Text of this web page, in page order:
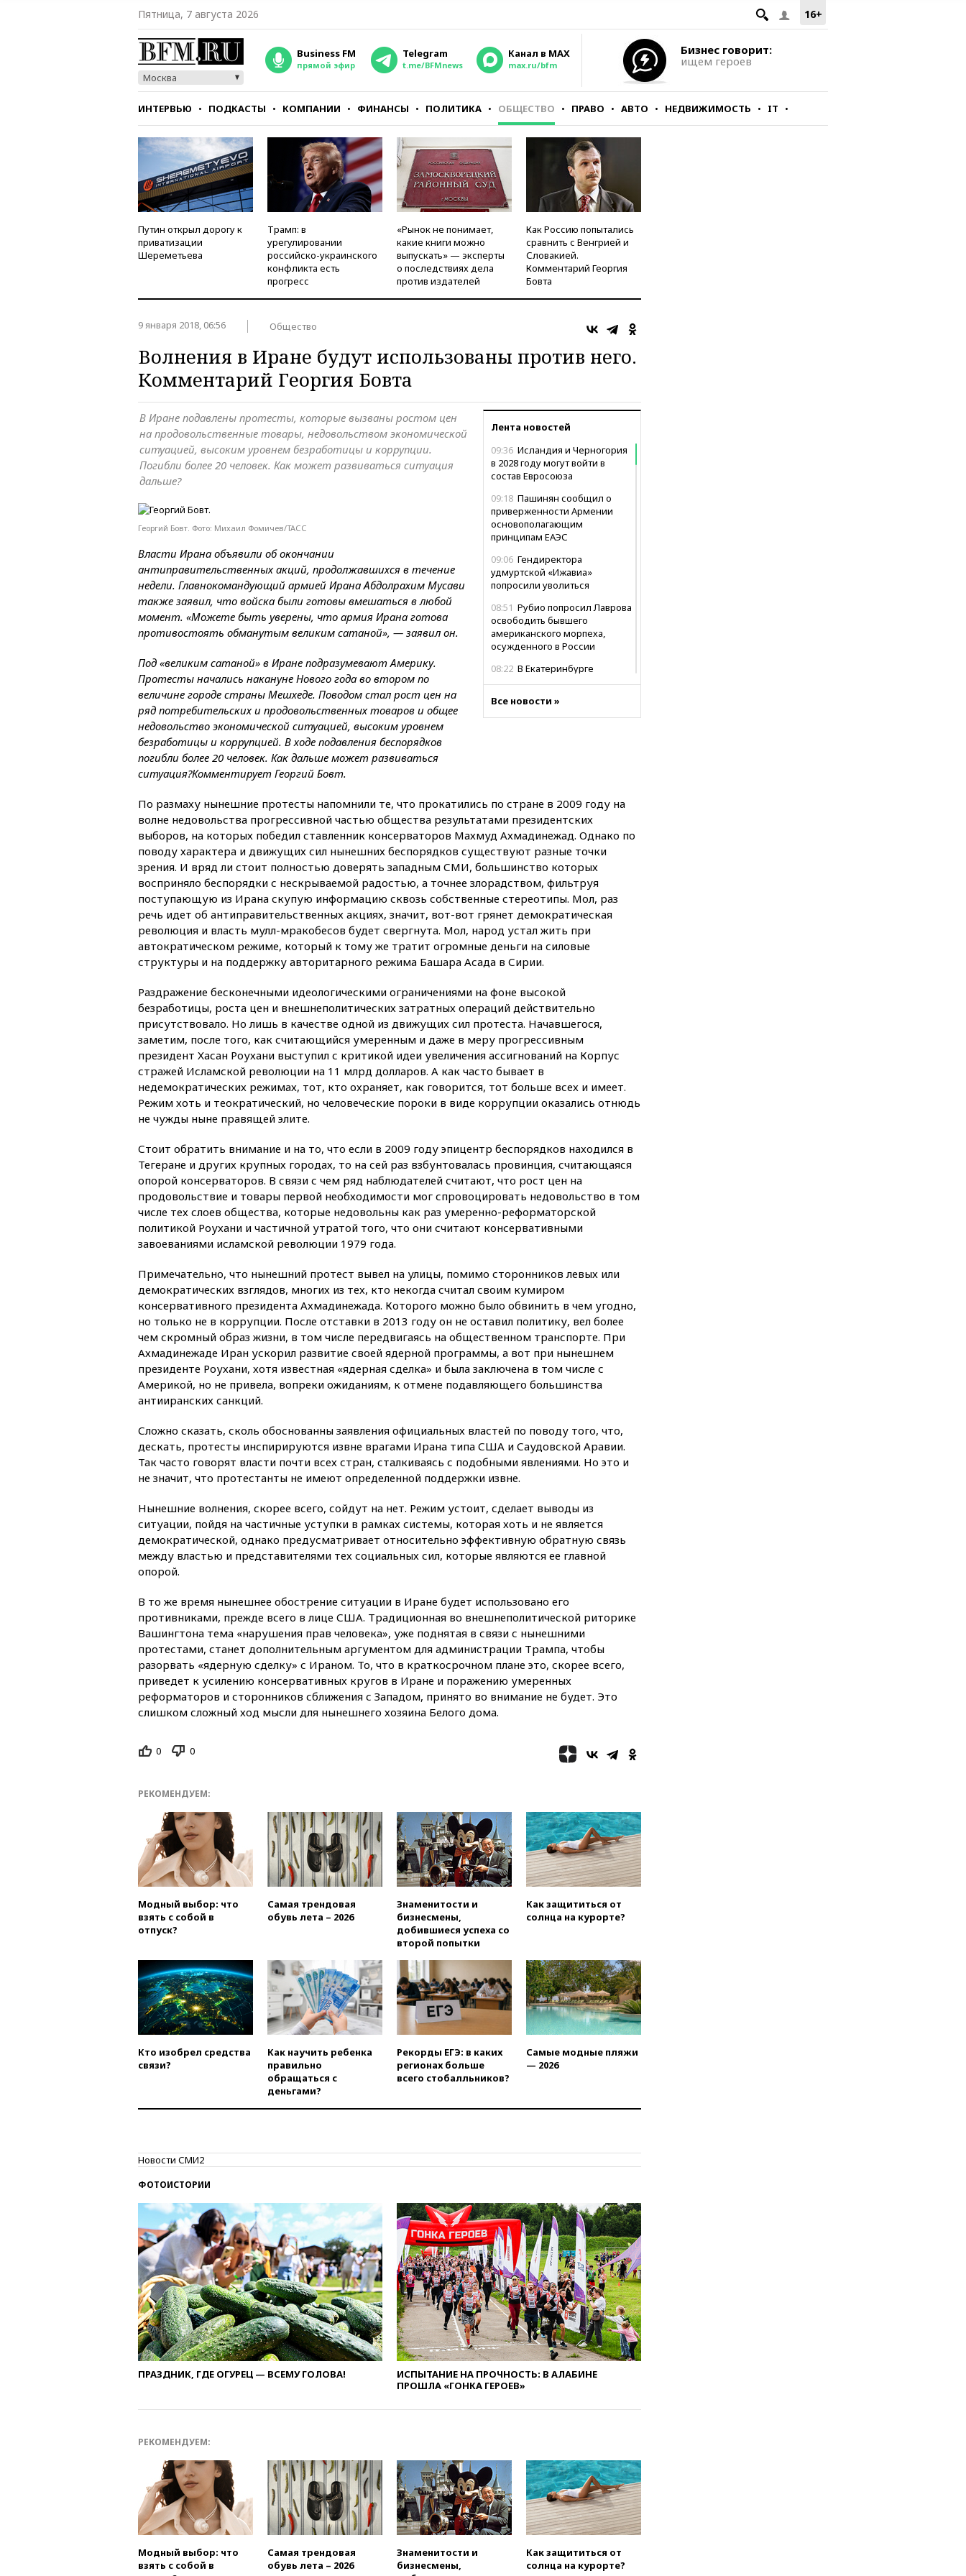
16+
Пятница, 7 августа 2026
Москва
Business FM
прямой эфир
Telegram
t.me/BFMnews
Канал в MAX
max.ru/bfm
Бизнес говорит:
ищем героев
ИНТЕРВЬЮ ПОДКАСТЫ КОМПАНИИ ФИНАНСЫ ПОЛИТИКА ОБЩЕСТВО ПРАВО АВТО НЕДВИЖИМОСТЬ IT
СТИЛЬ ТЕСТЫ
Путин открыл дорогу к
приватизации
Шереметьева
Трамп: в
урегулировании
российско-украинского
конфликта есть
прогресс
«Рынок не понимает,
какие книги можно
выпускать» — эксперты
о последствиях дела
против издателей
Как Россию попытались
сравнить с Венгрией и
Словакией.
Комментарий Георгия
Бовта
9 января 2018, 06:56 Общество
Волнения в Иране будут использованы против него.
Комментарий Георгия Бовта
Лента новостей
09:36 Исландия и Черногория
в 2028 году могут войти в
состав Евросоюза
09:18 Пашинян сообщил о
приверженности Армении
основополагающим
принципам ЕАЭС
09:06 Гендиректора
удмуртской «Ижавиа»
попросили уволиться
08:51 Рубио попросил Лаврова
освободить бывшего
американского морпеха,
осужденного в России
08:22 В Екатеринбурге
07:52 В Таиланде ученик
устроил стрельбу в школе:
06:00 Суд обязал Meta
выплатить $567 млн по делу о
вреде психическому
здоровью детей
05:51
Трамп подписал указ
против «родильного туризма»
в США
Суд взыскал почти 5 млн
рублей в пользу семьи
отравившегося в детсаду
мальчика
03:00 МИД РФ: попытки Запада
обречены на провал
Ни один водоем Англии
не соответствует нормам
химической безопасности
01:00
Трамп: США сами
нуждаются в дальнобойных
ракетах и системах Patriot
вчера, 23:28Слуцкий призвал
признать «Яблоко»
нежелательной организацией
вчера, 23:15В Смоленске
ребенок и женщина погибли
при падении деревьев во
вчера, 22:55 В Москве в
пятницу ожидаются ливни
вчера, 22:35 Винисиус
продлил контракт с «Реалом»
до 2032 года
вчера, 22:28 Отказаться от
российского гражданства
станет значительно дороже
штурмовую дивизию
легендарной
вчера, 22:15 Путин заслушал
доклад о ситуации на
вчера, 21:58Генпрокуратура
признала нежелательным в
РФ американский Human
Rights Foundation
и Геленджик
вчера, 21:25Руслан Терновой
выиграл золото чемпионата
Европы в прыжках с 10-
метровой вышки
вчера, 21:10 РФ не получала
обращений о прекращении
концессии строительства ж/д
В России вновь
обсуждают эксперимент по
рекомендовать не посещать
Армению
вчера, 20:35ПВО за день
сбила еще 281 украинский
беспилотник над Россией
вчера, 20:27 Ямпольская
призвала оптимизировать
олимпиады для поступления в
вчера, 20:15Минтранс
предложил оплачивать
защиту дорог от БПЛА из
средств на ремонт
вчера, 20:00Зеленский 8
августа посетит Сербию с
официальным визитом
вчера, 19:58В Госдуму будет
внесен законопроект об
вчера, 19:35WP: Трамп
Вэнса на выборах 2028 года
вчера, 19:20Число ломбардов
в РФ превысило максимум
2022 года
вчера, 19:15Жуковский и
аэропорт Геленджика
возобновили работу
вчера, 19:00Путин уточнил
порядок присвоения воинских
званий добровольцам
вчера, 18:50Euractiv: восток
Финляндии приходит в упадок
вчера, 18:21Зюганов
присоединился к критике
«Яблока»
вчера, 18:15Четыре человека
пострадали при атаках ВСУ на
вчера, 18:00 Совет мира
Все новости »
В Иране подавлены протесты, которые вызваны ростом цен
на продовольственные товары, недовольством экономической
ситуацией, высоким уровнем безработицы и коррупции.
Погибли более 20 человек. Как может развиваться ситуация
дальше?
Георгий Бовт. Фото: Михаил Фомичев/ТАСС
Власти Ирана объявили об окончании
антиправительственных акций, продолжавшихся в течение
недели. Главнокомандующий армией Ирана Абдолрахим Мусави
также заявил, что войска были готовы вмешаться в любой
момент. «Можете быть уверены, что армия Ирана готова
противостоять обманутым великим сатаной», — заявил он.
Под «великим сатаной» в Иране подразумевают Америку.
Протесты начались накануне Нового года во втором по
величине городе страны Мешхеде. Поводом стал рост цен на
ряд потребительских и продовольственных товаров и общее
недовольство экономической ситуацией, высоким уровнем
безработицы и коррупцией. В ходе подавления беспорядков
погибли более 20 человек. Как дальше может развиваться
ситуация?Комментирует Георгий Бовт.
По размаху нынешние протесты напомнили те, что прокатились по стране в 2009 году на
волне недовольства прогрессивной частью общества результатами президентских
выборов, на которых победил ставленник консерваторов Махмуд Ахмадинежад. Однако по
поводу характера и движущих сил нынешних беспорядков существуют разные точки
зрения. И вряд ли стоит полностью доверять западным СМИ, большинство которых
восприняло беспорядки с нескрываемой радостью, а точнее злорадством, фильтруя
поступающую из Ирана скупую информацию сквозь собственные стереотипы. Мол, раз
речь идет об антиправительственных акциях, значит, вот-вот грянет демократическая
революция и власть мулл-мракобесов будет свергнута. Мол, народ устал жить при
автократическом режиме, который к тому же тратит огромные деньги на силовые
структуры и на поддержку авторитарного режима Башара Асада в Сирии.
Раздражение бесконечными идеологическими ограничениями на фоне высокой
безработицы, роста цен и внешнеполитических затратных операций действительно
присутствовало. Но лишь в качестве одной из движущих сил протеста. Начавшегося,
заметим, после того, как считающийся умеренным и даже в меру прогрессивным
президент Хасан Роухани выступил с критикой идеи увеличения ассигнований на Корпус
стражей Исламской революции на 11 млрд долларов. А как часто бывает в
недемократических режимах, тот, кто охраняет, как говорится, тот больше всех и имеет.
Режим хоть и теократический, но человеческие пороки в виде коррупции оказались отнюдь
не чужды ныне правящей элите.
Стоит обратить внимание и на то, что если в 2009 году эпицентр беспорядков находился в
Тегеране и других крупных городах, то на сей раз взбунтовалась провинция, считающаяся
опорой консерваторов. В связи с чем ряд наблюдателей считают, что рост цен на
продовольствие и товары первой необходимости мог спровоцировать недовольство в том
числе тех слоев общества, которые недовольны как раз умеренно-реформаторской
политикой Роухани и частичной утратой того, что они считают консервативными
завоеваниями исламской революции 1979 года.
Примечательно, что нынешний протест вывел на улицы, помимо сторонников левых или
демократических взглядов, многих из тех, кто некогда считал своим кумиром
консервативного президента Ахмадинежада. Которого можно было обвинить в чем угодно,
но только не в коррупции. После отставки в 2013 году он не оставил политику, вел более
чем скромный образ жизни, в том числе передвигаясь на общественном транспорте. При
Ахмадинежаде Иран ускорил развитие своей ядерной программы, а вот при нынешнем
президенте Роухани, хотя известная «ядерная сделка» и была заключена в том числе с
Америкой, но не привела, вопреки ожиданиям, к отмене подавляющего большинства
антииранских санкций.
Сложно сказать, сколь обоснованны заявления официальных властей по поводу того, что,
дескать, протесты инспирируются извне врагами Ирана типа США и Саудовской Аравии.
Так часто говорят власти почти всех стран, сталкиваясь с подобными явлениями. Но это и
не значит, что протестанты не имеют определенной поддержки извне.
Нынешние волнения, скорее всего, сойдут на нет. Режим устоит, сделает выводы из
ситуации, пойдя на частичные уступки в рамках системы, которая хоть и не является
демократической, однако предусматривает относительно эффективную обратную связь
между властью и представителями тех социальных сил, которые являются ее главной
опорой.
В то же время нынешнее обострение ситуации в Иране будет использовано его
противниками, прежде всего в лице США. Традиционная во внешнеполитической риторике
Вашингтона тема «нарушения прав человека», уже поднятая в связи с нынешними
протестами, станет дополнительным аргументом для администрации Трампа, чтобы
разорвать «ядерную сделку» с Ираном. То, что в краткосрочном плане это, скорее всего,
приведет к усилению консервативных кругов в Иране и поражению умеренных
реформаторов и сторонников сближения с Западом, принято во внимание не будет. Это
слишком сложный ход мысли для нынешнего хозяина Белого дома.
0 0
РЕКОМЕНДУЕМ:
Модный выбор: что
взять с собой в
отпуск?
Самая трендовая
обувь лета – 2026
Знаменитости и
бизнесмены,
добившиеся успеха со
второй попытки
Как защититься от
солнца на курорте?
Кто изобрел средства
связи?
Как научить ребенка
правильно
обращаться с
деньгами?
Рекорды ЕГЭ: в каких
регионах больше
всего стобалльников?
Самые модные пляжи
— 2026
Новости СМИ2
ФОТОИСТОРИИ
ПРАЗДНИК, ГДЕ ОГУРЕЦ — ВСЕМУ ГОЛОВА!
ИСПЫТАНИЕ НА ПРОЧНОСТЬ: В АЛАБИНЕ
ПРОШЛА «ГОНКА ГЕРОЕВ»
РЕКОМЕНДУЕМ:
Модный выбор: что
взять с собой в
Самая трендовая
обувь лета – 2026
Знаменитости и
бизнесмены,
Как защититься от
солнца на курорте?